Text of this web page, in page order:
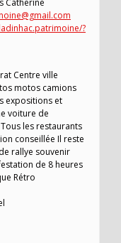
Catherine
?
Centre ville
motos camions
expositions et
voiture de
les restaurants
conseillée Il reste
rallye souvenir
de 8 heures
Rétro